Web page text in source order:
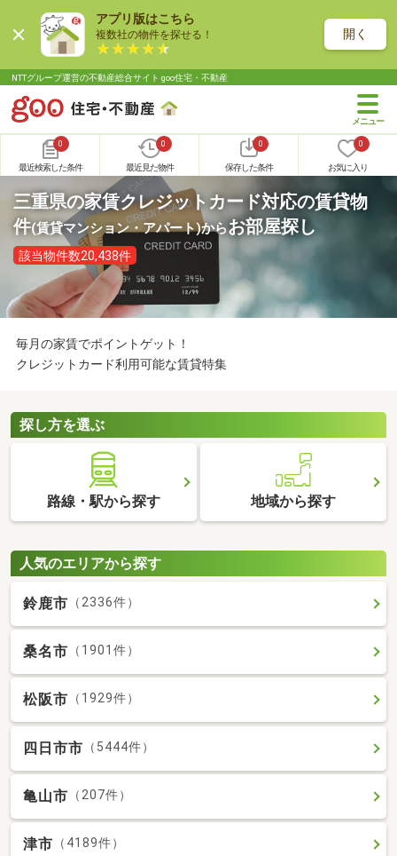
アプリ版はこちら
複数社の物件を探せる！ 開く
NTTグループ運営の不動産総合サイト goo住宅・不動産
0
最近検索した条件
0
最近見た物件
0
保存した条件
0
お気に入り
三重県の家賃クレジットカード対応の賃貸物
件(賃貸マンション・アパート)からお部屋探し
該当物件数20,438件
毎月の家賃でポイントゲット！
クレジットカード利用可能な賃貸特集
探し方を選ぶ
路線・駅から探す 地域から探す
人気のエリアから探す
鈴鹿市 （2336件）
桑名市 （1901件）
松阪市 （1929件）
四日市市 （5444件）
亀山市 （207件）
津市 （4189件）